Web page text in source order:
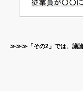
≫≫≫「その2」では、議論